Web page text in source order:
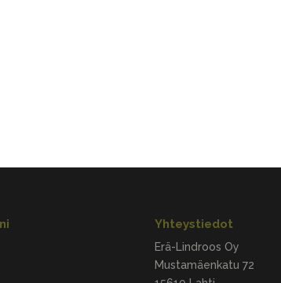
Yhteystiedot
Erä-Lindroos Oy
Mustamäenkatu 72